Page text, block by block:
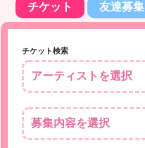
チケット 友達募集
チケット検索